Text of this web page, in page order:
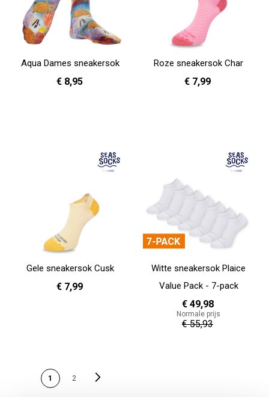
Aqua Dames sneakersok
€ 8,95
Roze sneakersok Char
€ 7,99
Gele sneakersok Cusk
€ 7,99
Witte sneakersok Plaice
Value Pack - 7-pack
€ 49,98
Normale prijs
€ 55,93
U lees momenteel pagina
1 2